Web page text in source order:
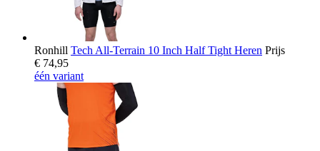
Ronhill Tech All-Terrain 10 Inch Half Tight Heren Prijs
€ 74,95
één variant